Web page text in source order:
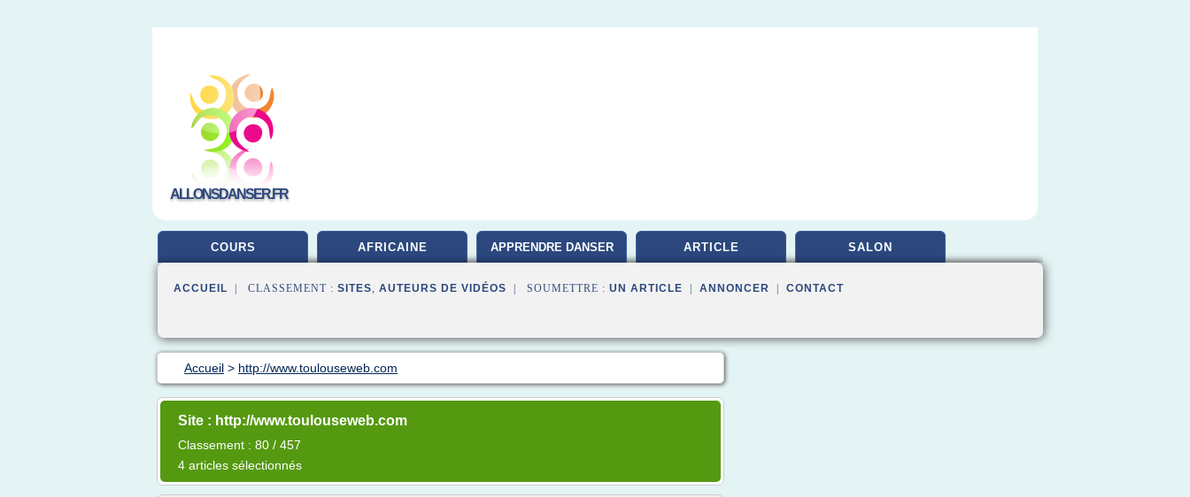
ALLONSDANSER.FR
COURS AFRICAINE APPRENDRE DANSER ARTICLE SALON
ACCUEIL | CLASSEMENT : SITES, AUTEURS DE VIDÉOS | SOUMETTRE : UN ARTICLE ANNONCER CONTACT
Accueil > http://www.toulouseweb.com
Site : http://www.toulouseweb.com
Classement : 80 / 457
4 articles sélectionnés